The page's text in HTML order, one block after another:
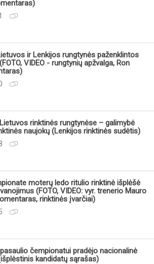
ir Lenkijos rungtynės paženklintos
VIDEO - rungtynių apžvalga, Ron
rinktinės rungtynėse – galimybė
naujokų (Lenkijos rinktinės sudėtis)
moterų ledo ritulio rinktinė išplėšė
(FOTO, VIDEO: vyr. trenerio Mauro
rinktinės įvarčiai)
čempionatui pradėjo nacionalinė
kandidatų sąrašas)